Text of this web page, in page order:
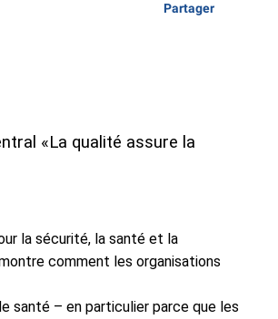
Partager
«La qualité assure la
la sécurité, la ­santé et la
comment les organisations
santé – en particulier parce que les